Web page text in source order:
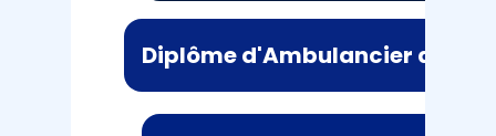
Diplôme d'Ambulancier de